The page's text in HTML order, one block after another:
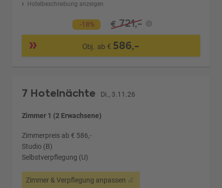
Hotelbeschreibung anzeigen
-18% € 721,-
Obj. ab € 586,-
7 Hotelnächte Di., 3.11.26
Zimmer 1 (2 Erwachsene)
Zimmerpreis ab € 586,-
Studio (B)
Selbstverpflegung (U)
Zimmer & Verpflegung anpassen